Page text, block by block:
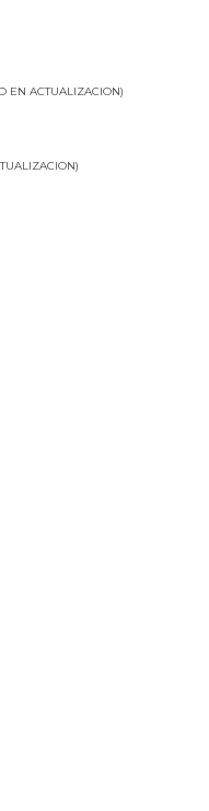
EN ACTUALIZACION)